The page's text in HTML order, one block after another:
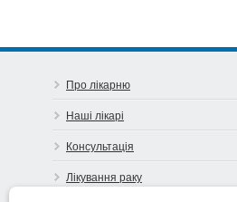
Про лікарню
Наші лікарі
Консультація
Лікування раку